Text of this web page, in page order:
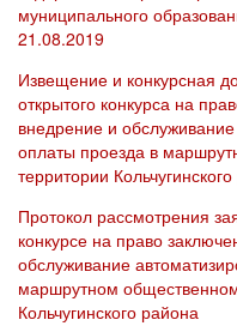
муниципального
21.08.2019
Извещение и конкурсная
открытого конкурса на
внедрение и
оплаты проезда в
территории
Протокол рассмотрения
конкурсе на право
обслуживание
маршрутном
Кольчугинского района